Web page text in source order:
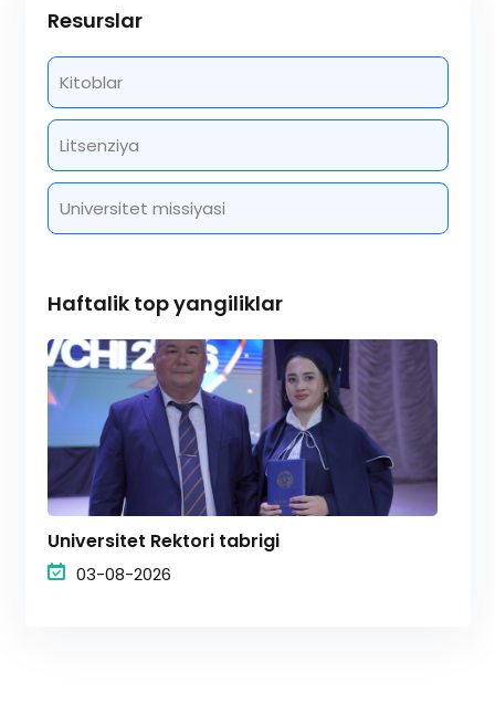
Resurslar
Kitoblar
Litsenziya
Universitet missiyasi
Haftalik top yangiliklar
Universitet Rektori tabrigi
03-08-2026